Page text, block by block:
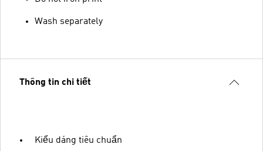
Wash separately
Thông tin chi tiết
Kiểu dáng tiêu chuẩn